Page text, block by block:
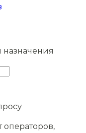
назначения
операторов,